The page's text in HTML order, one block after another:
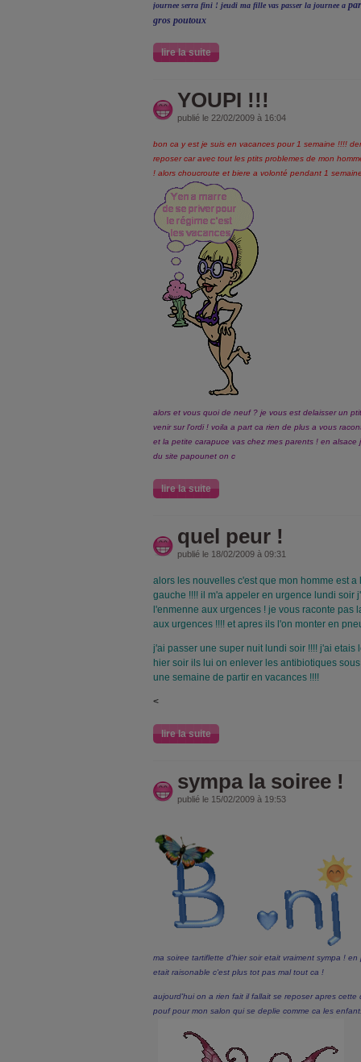
journee serra fini ! jeudi ma fille vas passer la journee a
gros poutoux
lire la suite
YOUPI !!!
publié le 22/02/2009 à 16:04
bon ca y est je suis en vacances pour 1 semaine !!!!
reposer car avec tout les ptits problemes de mon
! alors choucroute et biere a volonté pendant 1
alors et vous quoi de neuf ? je vous est delaisser un
venir sur l'ordi ! voila a part ca rien de plus a vous
et la petite carapuce vas chez mes parents ! en
du site papounet on c
lire la suite
quel peur !
publié le 18/02/2009 à 09:31
alors les nouvelles c'est que mon homme est
gauche !!!! il m'a appeler en urgence lundi soir
l'enmenne aux urgences ! je vous raconte pas
aux urgences !!!! et apres ils l'on monter en
j'ai passer une super nuit lundi soir !!!! j'ai etais
hier soir ils lui on enlever les antibiotiques
une semaine de partir en vacances !!!!
<
lire la suite
sympa la soiree !
publié le 15/02/2009 à 19:53
ma soiree tartiflette d'hier soir etait vraiment sympa !
etait raisonable c'est plus tot pas mal tout ca !
aujourd'hui on a rien fait il fallait se reposer apres
pouf pour mon salon qui se deplie comme ca les